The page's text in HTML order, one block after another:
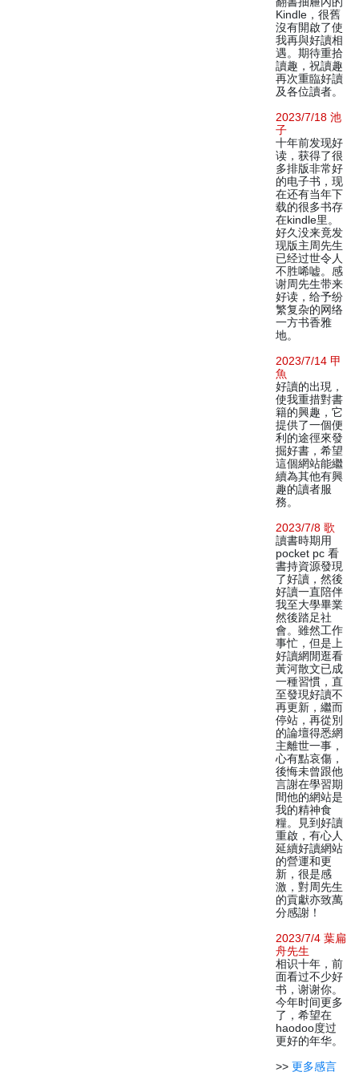
Kindle，很舊
沒有開啟了使
我再與好讀相
遇。期待重拾
讀趣，祝讀趣
再次重臨好讀
及各位讀者。
2023/7/18 池
子
十年前发现好
读，获得了很
多排版非常好
的电子书，现
在还有当年下
载的很多书存
在kindle里。
好久没来竟发
现版主周先生
已经过世令人
不胜唏嘘。感
谢周先生带来
好读，给予纷
繁复杂的网络
一方书香雅
地。
2023/7/14 甲
魚
好讀的出現，
使我重措對書
籍的興趣，它
提供了一個便
利的途徑來發
掘好書，希望
這個網站能繼
續為其他有興
趣的讀者服
務。
2023/7/8 歌
讀書時期用
pocket pc 看
書持資源發現
了好讀，然後
好讀一直陪伴
我至大學畢業
然後踏足社
會。雖然工作
事忙，但是上
好讀網閒逛看
黃河散文已成
一種習慣，直
至發現好讀不
再更新，繼而
停站，再從別
的論壇得悉網
主離世一事，
心有點哀傷，
後悔未曾跟他
言謝在學習期
間他的網站是
我的精神食
糧。見到好讀
重啟，有心人
延續好讀網站
的營運和更
新，很是感
激，對周先生
的貢獻亦致萬
分感謝！
2023/7/4 葉扁
舟先生
相识十年，前
面看过不少好
书，谢谢你。
今年时间更多
了，希望在
haodoo度过
更好的年华。
>> 更多感言